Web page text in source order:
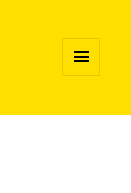
WIDGETS